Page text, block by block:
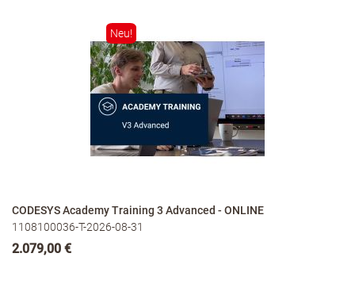
Neu!
CODESYS Academy Training 3 Advanced - ONLINE
1108100036-T-2026-08-31
2.079,00 €